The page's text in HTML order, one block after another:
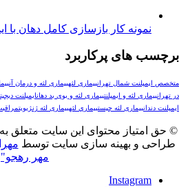
کار بازسازی کامل دهان با
های پرکاربرد
شمال تهران بیماری لثه بیماری لثه و درمان آنبیماری لثه در
لثه و ایمپلنت بیماری لثه و بوی بد دهان ایمپلنت دیجیتال در تهران
بیماری لثه چیست بيماري لثهبیماری لثه ژنژیویتمراقبت بعد از
محتوای این سایت متعلق به
و بهینه سازی سایت توسط مهران
مهر رهجو"